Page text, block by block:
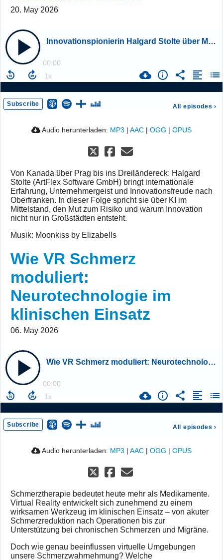
20. May 2026
Innovationspionierin Halgard Stolte über Mut, Risiko und Zukunftschancen im ländlichen Raum
00:00
Subscribe All episodes ›
Audio herunterladen: MP3 | AAC | OGG | OPUS
Von Kanada über Prag bis ins Dreiländereck: Halgard
Stolte (ArtFlex Software GmbH) bringt internationale
Erfahrung, Unternehmergeist und Innovationsfreude nach
Oberfranken. In dieser Folge spricht sie über KI im
Mittelstand, den Mut zum Risiko und warum Innovation
nicht nur in Großstädten entsteht.
Musik: Moonkiss by Elizabells
Wie VR Schmerz
moduliert:
Neurotechnologie im
klinischen Einsatz
06. May 2026
Wie VR Schmerz moduliert: Neurotechnologie im klinischen Einsatz
00:00
Subscribe All episodes ›
Audio herunterladen: MP3 | AAC | OGG | OPUS
Schmerztherapie bedeutet heute mehr als Medikamente.
Virtual Reality entwickelt sich zunehmend zu einem
wirksamen Werkzeug im klinischen Einsatz – von akuter
Schmerzreduktion nach Operationen bis zur
Unterstützung bei chronischen Schmerzen und Migräne.
Doch wie genau beeinflussen virtuelle Umgebungen
unsere Schmerzwahrnehmung? Welche